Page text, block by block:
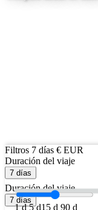
Filtros 7 días € EUR
Duración del viaje
7 días
1 d 5 d15 d 90 d
Duración del viaje
7 días